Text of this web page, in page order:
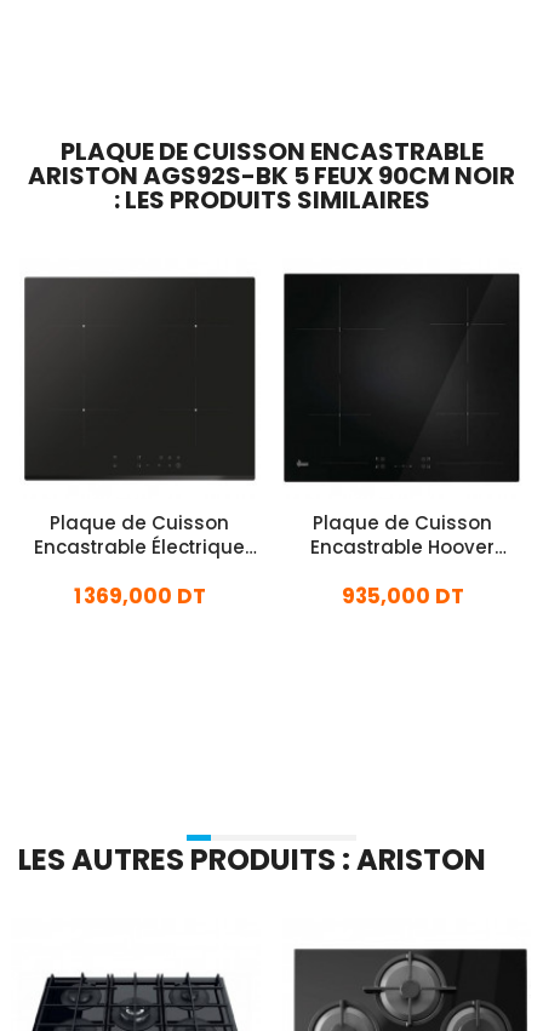
PLAQUE DE CUISSON ENCASTRABLE
ARISTON AGS92S-BK 5 FEUX 90CM NOIR
: LES PRODUITS SIMILAIRES
Plaque de Cuisson
Encastrable Électrique
Feux 60Cm Noir
1 369,000 DT
Plaque de Cuisson
Encastrable Hoover
Noir
935,000 DT
LES AUTRES PRODUITS : ARISTON